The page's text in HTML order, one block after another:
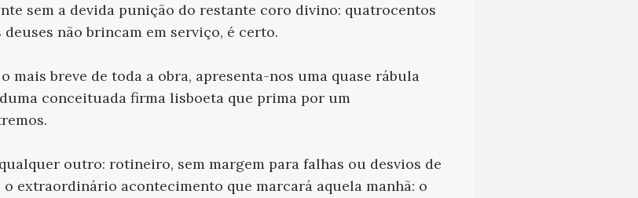
sem a devida punição do restante coro divino: quatrocentos
não brincam em serviço, é certo.
o mais breve de toda a obra, apresenta-nos uma quase rábula
conceituada firma lisboeta que prima por um
outro: rotineiro, sem margem para falhas ou desvios de
extraordinário acontecimento que marcará aquela manhã: o